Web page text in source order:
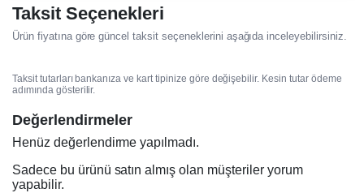
Taksit Seçenekleri
Ürün fiyatına göre güncel taksit seçeneklerini aşağıda inceleyebilirsiniz.
Taksit tutarları bankanıza ve kart tipinize göre değişebilir. Kesin tutar ödeme
adımında gösterilir.
Değerlendirmeler
Henüz değerlendirme yapılmadı.
Sadece bu ürünü satın almış olan müşteriler yorum
yapabilir.